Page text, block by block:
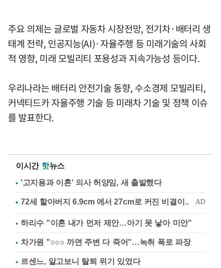
주요 의제는 글로벌 자동차 시장전망, 전기차·배터리 생
태계 전략, 인공지능(AI)·자율주행 등 미래기술의 사회
적 영향, 미래 모빌리티 포용성과 지속가능성 등이다.
우리나라는 배터리 안전기술 동향, 수소경제 모빌리티,
커넥티드카 자율주행 기술 등 미래차 기술 및 정책 이슈
를 발표한다.
이시간 핫뉴스
'고지용과 이혼' 의사 허양임, 새 출발했다
하리수 "이혼 내가 먼저 제안…아기 못 낳아 미안"
차가원 "○○○ 까면 주변 다 죽어"…녹취 폭로 파장
르센느, 알고보니 탈퇴 위기 있었다